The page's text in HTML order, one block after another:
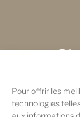
Pour offrir les
technologies